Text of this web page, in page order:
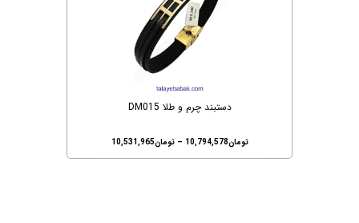
دستبند چرم و طلا DM015
تومان10,794,578
– تومان10,531,965